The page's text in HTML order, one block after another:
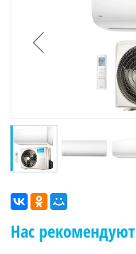
Нас рекомендуют